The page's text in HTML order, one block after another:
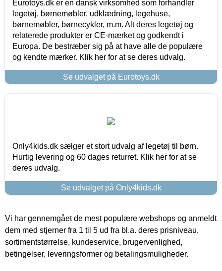
Eurotoys.dk er en dansk virksomhed som forhandler
legetøj, børnemøbler, udklædning, legehuse,
børnemøbler, børnecykler, m.m. Alt deres legetøj og
relaterede produkter er CE-mærket og godkendt i
Europa. De bestræber sig på at have alle de populære
og kendte mærker. Klik her for at se deres udvalg.
Se udvalget på Eurotoys.dk
Only4kids.dk sælger et stort udvalg af legetøj til børn.
Hurtig levering og 60 dages returret. Klik her for at se
deres udvalg.
Se udvalget på Only4kids.dk
Vi har gennemgået de mest populære webshops og anmeldt
dem med stjerner fra 1 til 5 ud fra bl.a. deres prisniveau,
sortimentstørrelse, kundeservice, brugervenlighed,
betingelser, leveringsformer og betalingsmuligheder.